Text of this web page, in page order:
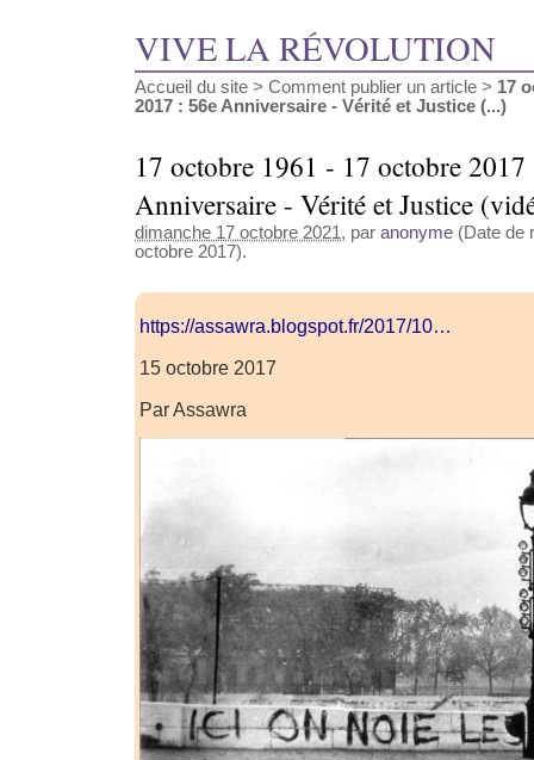
VIVE LA RÉVOLUTION
Accueil du site > Comment publier un article > 17
2017 : 56e Anniversaire - Vérité et Justice (...)
17 octobre 1961 - 17 octobre
Anniversaire - Vérité et Justice
dimanche 17 octobre 2021, par anonyme (Date de
octobre 2017).
https://assawra.blogspot.fr/2017/10…
15 octobre 2017
Par Assawra